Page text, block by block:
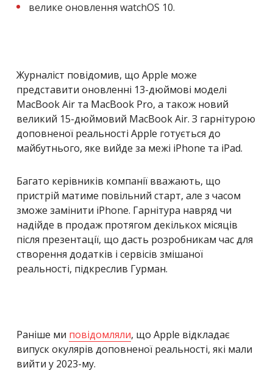
велике оновлення watchOS 10.
Журналіст повідомив, що Apple може
представити оновленні 13-дюймові моделі
MacBook Air та MacBook Pro, а також новий
великий 15-дюймовий MacBook Air. З гарнітурою
доповненої реальності Apple готується до
майбутнього, яке вийде за межі iPhone та iPad.
Багато керівників компанії вважають, що
пристрій матиме повільний старт, але з часом
зможе замінити iPhone. Гарнітура навряд чи
надійде в продаж протягом декількох місяців
після презентації, що дасть розробникам час для
створення додатків і сервісів змішаної
реальності, підкреслив Гурман.
Раніше ми повідомляли, що Apple відкладає
випуск окулярів доповненої реальності, які мали
вийти у 2023-му.